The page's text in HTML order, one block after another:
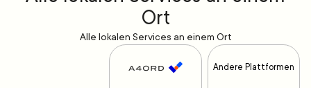
Ort
Alle lokalen Services an einem Ort
Andere Plattformen